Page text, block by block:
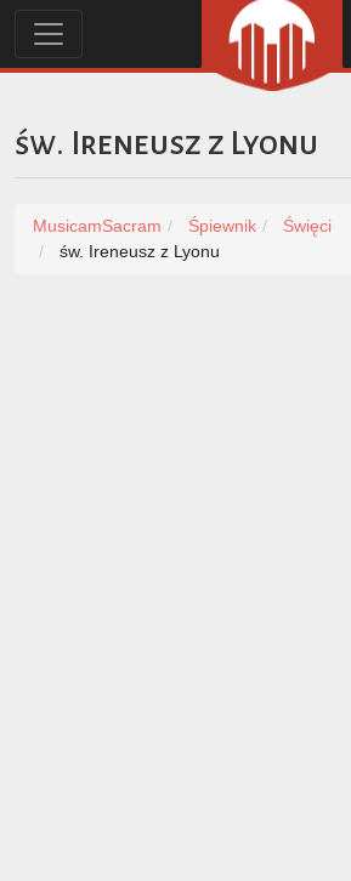
św. Ireneusz z Lyonu
MusicamSacram Śpiewnik
Święci
św. Ireneusz z Lyonu